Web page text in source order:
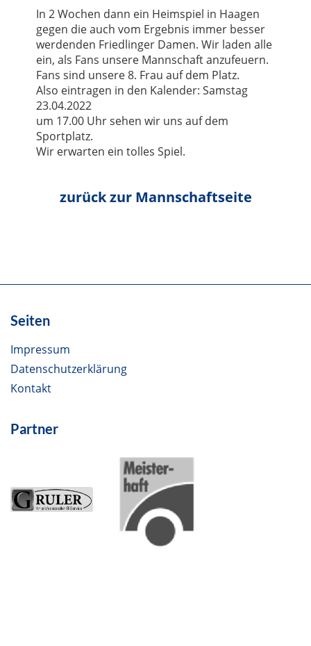
In 2 Wochen dann ein Heimspiel in Haagen
gegen die auch vom Ergebnis immer besser
werdenden Friedlinger Damen. Wir laden alle
ein, als Fans unsere Mannschaft anzufeuern.
Fans sind unsere 8. Frau auf dem Platz.
Also eintragen in den Kalender: Samstag
23.04.2022
um 17.00 Uhr sehen wir uns auf dem
Sportplatz.
Wir erwarten ein tolles Spiel.
Seiten
Impressum
Datenschutzerklärung
Kontakt
Partner